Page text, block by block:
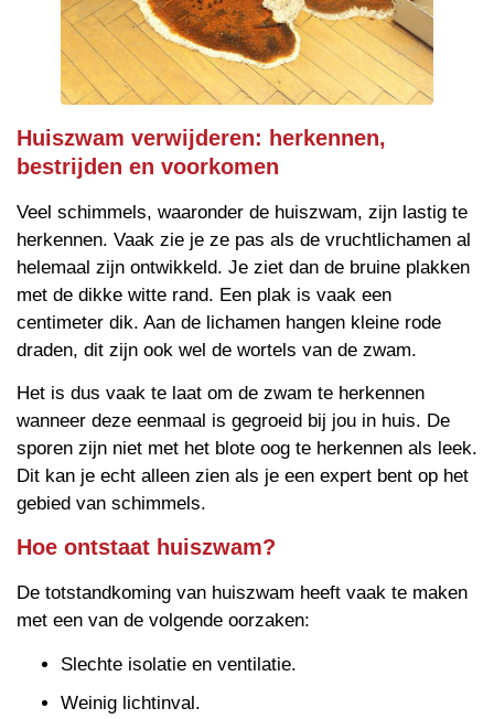
Huiszwam verwijderen: herkennen,
bestrijden en voorkomen
Veel schimmels, waaronder de huiszwam, zijn lastig te
herkennen. Vaak zie je ze pas als de vruchtlichamen al
helemaal zijn ontwikkeld. Je ziet dan de bruine plakken
met de dikke witte rand. Een plak is vaak een
centimeter dik. Aan de lichamen hangen kleine rode
draden, dit zijn ook wel de wortels van de zwam.
Het is dus vaak te laat om de zwam te herkennen
wanneer deze eenmaal is gegroeid bij jou in huis. De
sporen zijn niet met het blote oog te herkennen als leek.
Dit kan je echt alleen zien als je een expert bent op het
gebied van schimmels.
Hoe ontstaat huiszwam?
De totstandkoming van huiszwam heeft vaak te maken
met een van de volgende oorzaken:
Slechte isolatie en ventilatie.
Weinig lichtinval.